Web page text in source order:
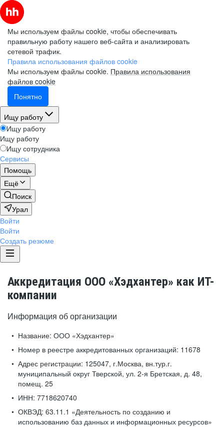
Мы используем файлы cookie, чтобы обеспечивать
правильную работу нашего веб-сайта и анализировать
сетевой трафик.
Правила использования файлов cookie
Мы используем файлы cookie. Правила использования
файлов cookie
Понятно
Ищу работу
Ищу работу
Ищу работу
Ищу сотрудника
Сервисы
Помощь
Ещё
Поиск
Урал
Войти
Войти
Создать резюме
Аккредитация ООО «Хэдхантер» как ИТ-
компании
Информация об организации
Название: ООО «Хэдхантер»
Номер в реестре аккредитованных организаций: 11678
Адрес регистрации: 125047, г.Москва, вн.тур.г.
муниципальный округ Тверской, ул. 2-я Бретская, д. 48,
помещ. 25
ИНН: 7718620740
ОКВЭД: 63.11.1 «Деятельность по созданию и
использованию баз данных и информационных ресурсов»